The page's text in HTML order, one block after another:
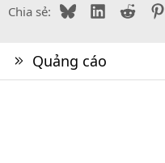
Chia sẻ: BlueskyLinkedIn
Reddit
Quảng cáo